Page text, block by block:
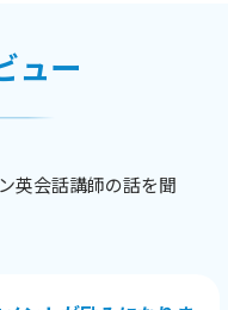
ュー
英会話講師の話を聞